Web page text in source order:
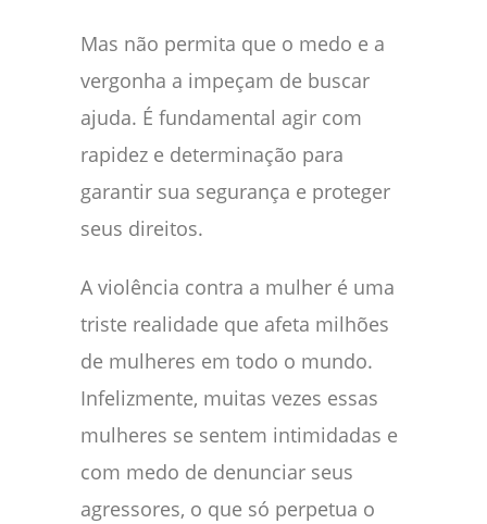
Mas não permita que o medo e a
vergonha a impeçam de buscar
ajuda. É fundamental agir com
rapidez e determinação para
garantir sua segurança e proteger
seus direitos.
A violência contra a mulher é uma
triste realidade que afeta milhões
de mulheres em todo o mundo.
Infelizmente, muitas vezes essas
mulheres se sentem intimidadas e
com medo de denunciar seus
agressores, o que só perpetua o